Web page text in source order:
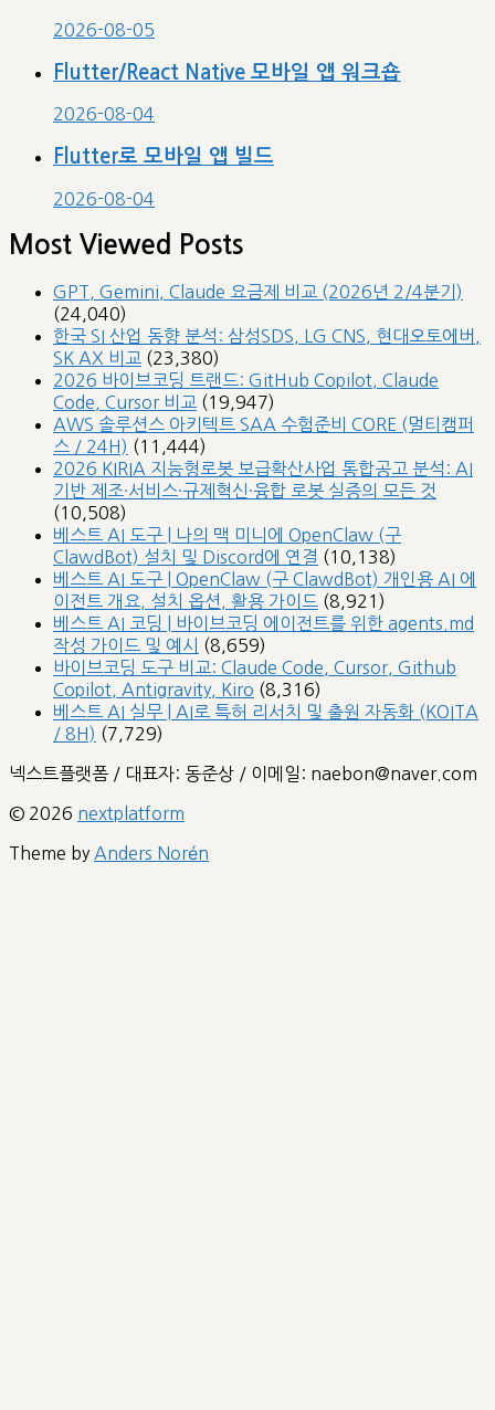
2026-08-05
Flutter/React Native 모바일 앱 워크숍
2026-08-04
Flutter로 모바일 앱 빌드
2026-08-04
Most Viewed Posts
GPT, Gemini, Claude 요금제 비교 (2026년 2/4분기)
(24,040)
한국 SI 산업 동향 분석: 삼성SDS, LG CNS, 현대오토에버,
SK AX 비교 (23,380)
2026 바이브코딩 트랜드: GitHub Copilot, Claude
Code, Cursor 비교 (19,947)
AWS 솔루션스 아키텍트 SAA 수험준비 CORE (멀티캠퍼
스 / 24H) (11,444)
2026 KIRIA 지능형로봇 보급확산사업 통합공고 분석: AI
기반 제조·서비스·규제혁신·융합 로봇 실증의 모든 것
(10,508)
베스트 AI 도구 | 나의 맥 미니에 OpenClaw (구
ClawdBot) 설치 및 Discord에 연결 (10,138)
베스트 AI 도구 | OpenClaw (구 ClawdBot) 개인용 AI 에
이전트 개요, 설치 옵션, 활용 가이드 (8,921)
베스트 AI 코딩 | 바이브코딩 에이전트를 위한 agents.md
작성 가이드 및 예시
(8,659)
바이브코딩 도구 비교: Claude Code, Cursor, Github
Copilot, Antigravity, Kiro (8,316)
베스트 AI 실무 | AI로 특허 리서치 및 출원 자동화 (KOITA
/ 8H) (7,729)
넥스트플랫폼 / 대표자: 동준상 / 이메일: naebon@naver.com
© 2026 nextplatform
Theme by Anders Norén